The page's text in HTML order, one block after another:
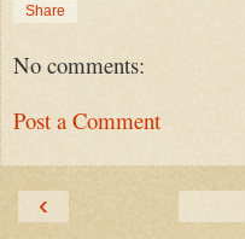
Share
No comments:
Post a Comment
‹